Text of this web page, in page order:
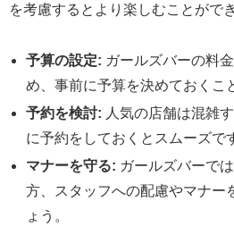
を考慮するとより楽しむことがで
予算の設定: ガールズバーの料
め、事前に予算を決めておくこ
予約を検討: 人気の店舗は混雑
に予約をしておくとスムーズで
マナーを守る: ガールズバーで
方、スタッフへの配慮やマナー
ょう。